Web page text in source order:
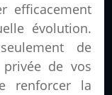
efficacement
évolution.
de
de vos
renforcer la